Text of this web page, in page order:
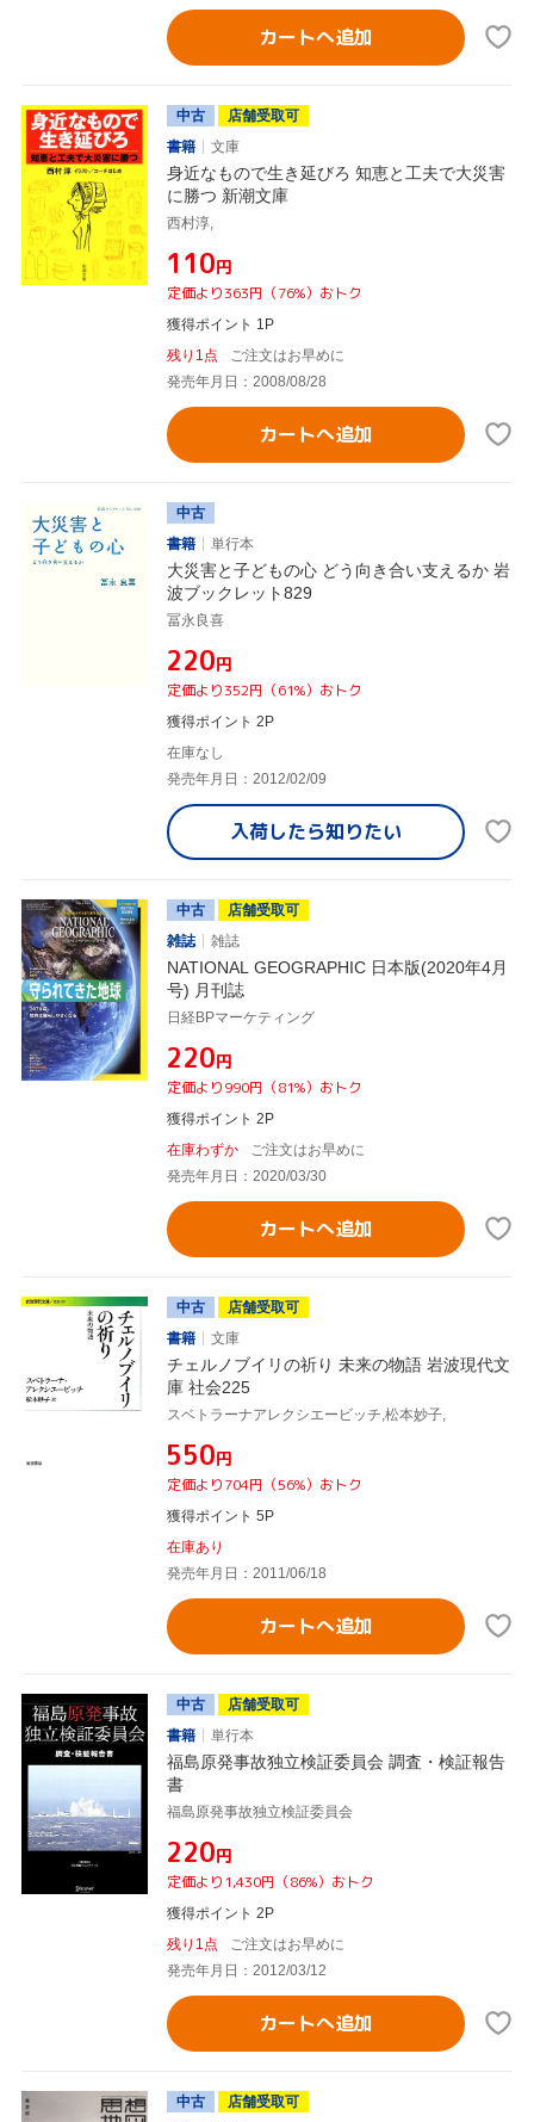
カートへ追加
中古
店舗受取可
書籍
文庫
身近なもので生き延びろ 知恵と工夫で大災害
に勝つ 新潮文庫
西村淳,
¥110円
定価より363円（76%）おトク
獲得ポイント 1P
残り1点
ご注文はお早めに
発売年月日：2008/08/28
カートへ追加
中古
書籍
単行本
大災害と子どもの心 どう向き合い支えるか 岩
波ブックレット829
冨永良喜
¥220円
定価より352円（61%）おトク
獲得ポイント 2P
在庫なし
発売年月日：2012/02/09
入荷したら知りたい
中古
店舗受取可
雑誌
雑誌
NATIONAL GEOGRAPHIC 日本版(2020年4月
号) 月刊誌
日経BPマーケティング
¥220円
定価より990円（81%）おトク
獲得ポイント 2P
在庫わずか
ご注文はお早めに
発売年月日：2020/03/30
カートへ追加
中古
店舗受取可
書籍
文庫
チェルノブイリの祈り 未来の物語 岩波現代文
庫 社会225
スベトラーナアレクシエービッチ,松本妙子,
¥550円
定価より704円（56%）おトク
獲得ポイント 5P
在庫あり
発売年月日：2011/06/18
カートへ追加
中古
店舗受取可
書籍
単行本
福島原発事故独立検証委員会 調査・検証報告
書
福島原発事故独立検証委員会
¥220円
定価より1,430円（86%）おトク
獲得ポイント 2P
残り1点
ご注文はお早めに
発売年月日：2012/03/12
カートへ追加
中古
店舗受取可